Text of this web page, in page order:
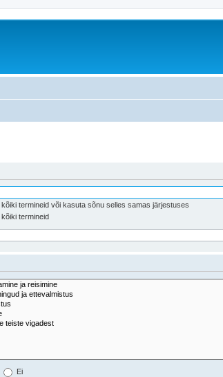
termineid või kasuta sõnu selles samas järjestuses
termineid
Ei